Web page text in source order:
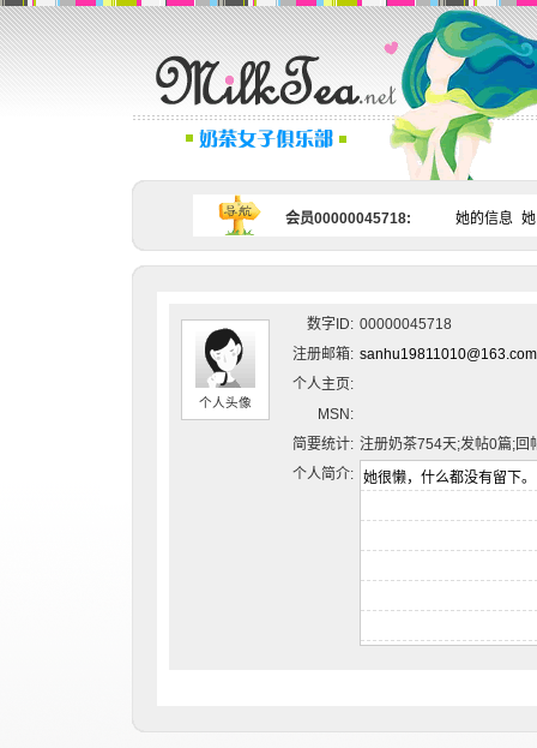
会员00000045718: 她的信息
个人头像
数字ID: 00000045718
注册邮箱: sanhu19811010@163.com
个人主页:
MSN:
简要统计: 注册奶茶754天;发帖0篇;回
个人简介: